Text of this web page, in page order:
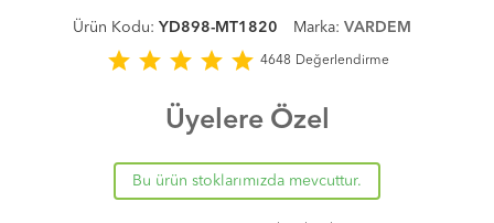
Ürün Kodu: YD898-MT1820 Marka: VARDEM
star star star star star 4648 Değerlendirme
Üyelere Özel
Bu ürün stoklarımızda mevcuttur.